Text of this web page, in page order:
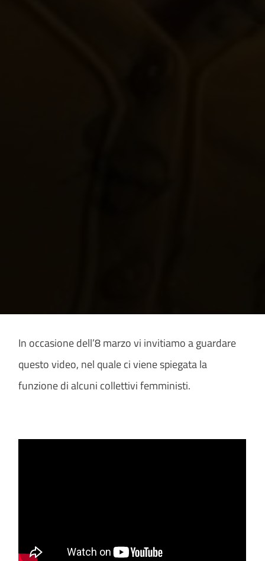
In occasione dell’8 marzo vi invitiamo a guardare
questo video, nel quale ci viene spiegata la
funzione di alcuni collettivi femministi.